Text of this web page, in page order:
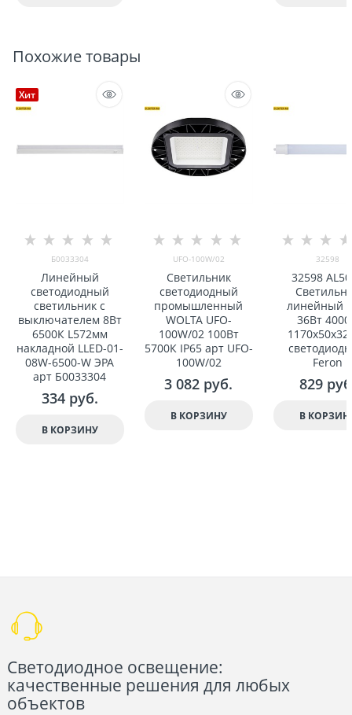
Похожие товары
Хит
Б0033304
Линейный
светодиодный
светильник с
выключателем 8Вт
6500К L572мм
накладной LLED-01-
08W-6500-W ЭРА
арт Б0033304
334 руб.
В КОРЗИНУ
UFO-100W/02
Светильник
светодиодный
промышленный
WOLTA UFO-
100W/02 100Вт
5700К IP65 арт UFO-
100W/02
3 082 руб.
В КОРЗИНУ
32598
32598
линейный
36Вт
Feron
829
В
Светодиодное освещение:
качественные решения для любых
объектов